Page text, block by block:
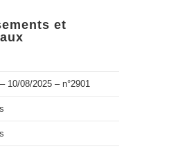
et
10/08/2025 – n°2901